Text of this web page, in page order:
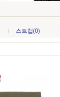
스트랩(0)